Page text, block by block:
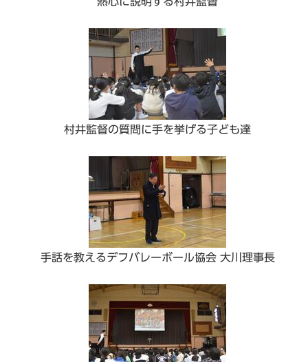
村井監督の質問に手を挙げる子ども達
手話を教えるデフバレーボール協会 大川理事長